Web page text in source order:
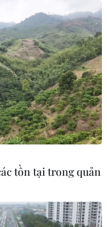
xăng
trên
tăng
tồn tại trong quản